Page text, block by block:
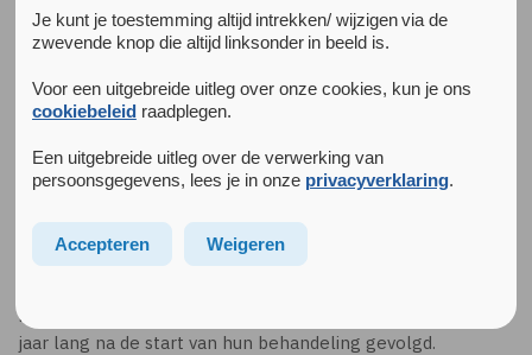
Addiction trajectories and profiles’ gehonoreerd door
ZonMw. In deze studie onderzoekt het Parnassia Addiction
aantal verslavingszorginstellingen, waaronder Jellinek en
Arkin Jeugd & Gezin, het lange termijn beloop – van de
adolescentie tot de jongvolwassenheid – van verslaving
onder adolescenten in de bevolking.
Dit wordt gedaan op basis van bestaande data uit de
Nederlandse TRAILS bevolkingsstudie en in een landelijk
komen in de verslavingszorg. Deze jongeren worden vier
jaar lang na de start van hun behandeling gevolgd.
Je kunt je toestemming altijd intrekken/ wijzigen via de
zwevende knop die altijd linksonder in beeld is.
Voor een uitgebreide uitleg over onze cookies, kun je ons
cookiebeleidraadplegen.
Een uitgebreide uitleg over de verwerking van
persoonsgegevens, lees je in onze privacyverklaring.
Accepteren Weigeren